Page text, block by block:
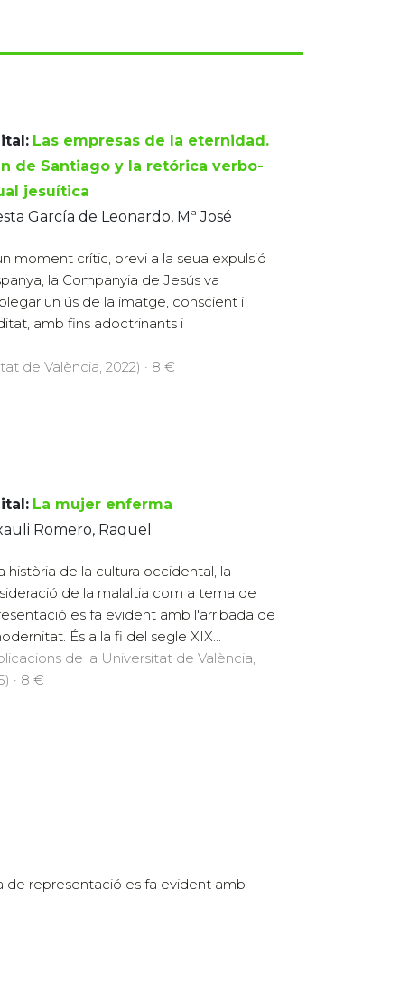
Las empresas de la eternidad.
de Santiago y la retórica verbo-
jesuítica
García de Leonardo, Mª José
moment crític, previ a la seua expulsió
la Companyia de Jesús va
un ús de la imatge, conscient i
amb fins adoctrinants i
de València, 2022) · 8 €
La mujer enferma
Romero, Raquel
història de la cultura occidental, la
de la malaltia com a tema de
es fa evident amb l'arribada de
És a la fi del segle XIX...
de la Universitat de València,
· 8 €
de representació es fa evident amb